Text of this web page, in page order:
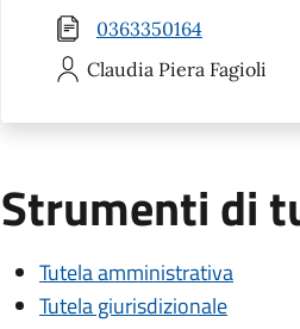
0363350164
Claudia Piera Fagioli
Strumenti di
Tutela amministrativa
Tutela giurisdizionale